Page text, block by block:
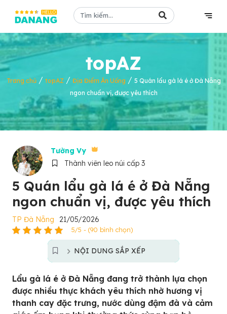
topAZ
Trang chủ/ topAZ / Địa Điểm Ăn Uống / 5 Quán lẩu gà lá é ở Đà Nẵng
ngon chuẩn vị, được yêu thích
Tường Vy
Thành viên leo núi cấp 3
5 Quán lẩu gà lá é ở Đà Nẵng
ngon chuẩn vị, được yêu thích
TP Đà Nẵng 21/05/2026
5/5 - (90 bình chọn)
NỘI DUNG SẮP XẾP
Lẩu gà lá é ở Đà Nẵng đang trở thành lựa chọn
được nhiều thực khách yêu thích nhờ hương vị
thanh cay đặc trưng, nước dùng đậm đà và cảm